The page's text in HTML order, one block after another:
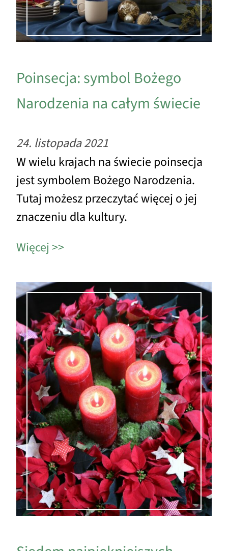
Poinsecja: symbol Bożego
Narodzenia na całym świecie
24. listopada 2021
W wielu krajach na świecie poinsecja
jest symbolem Bożego Narodzenia.
Tutaj możesz przeczytać więcej o jej
znaczeniu dla kultury.
Więcej